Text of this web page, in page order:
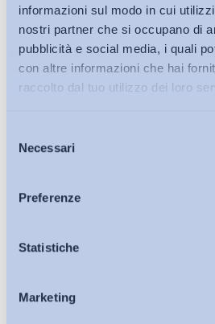
informazioni sul modo in cui
nostri partner che si occupano di
pubblicità e social media, i quali
con altre informazioni che hai
raccolto dal tuo utilizzo dei loro
delNecessari
Preferenze
Statistiche
Marketing
Bollettini ADAPT
Articoli
Osservatori
Eventi
Ho letto e Accetto il trattamento